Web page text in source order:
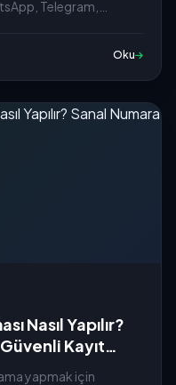
Telegram,
Oku
Nasıl Yapılır?
Kayıt
yapmak için